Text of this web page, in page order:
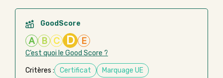
GoodScore
A B C D E
C’est quoi le Good Score ?
Critères : Certificat Marquage UE